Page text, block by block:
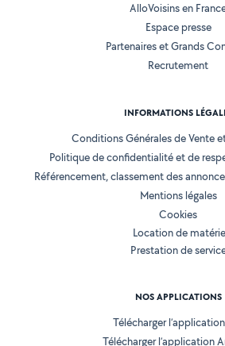
AlloVoisins en
Espace presse
Partenaires et Grands
Recrutement
INFORMATIONS
Conditions Générales de Vente
Politique de confidentialité et de
Référencement, classement des
Mentions légales
Cookies
Location de
Prestation de
NOS APPLICATIONS
Télécharger
Télécharger l’application